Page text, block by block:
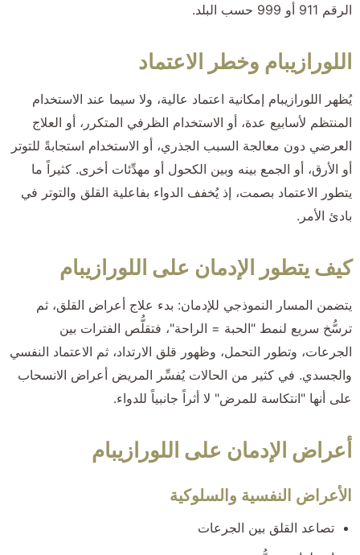
الرقم 911 أو 999 حسب البلد.
اللورازيبام وخطر الاعتماد
يُظهر اللورازيبام إمكانية اعتماد عالية، ولا سيما عند الاستخدام
المنتظم لأسابيع عدة، أو الاستخدام الظرفي المتكرر، أو العلاج
العرضي دون معالجة السبب الجذري، أو الاستخدام استجابةً للتوتر
أو الأرق، أو الجمع بينه وبين الكحول أو مهدِّئات أخرى. كثيراً ما
يتطور الاعتماد بصمت، إذ يُخفف الدواء بفاعلية القلق والتوتر في
بادئ الأمر.
كيف يتطور الإدمان على اللورازيبام
يتضمن المسار النموذجي للإدمان: بدء علاج أعراض القلق، ثم
ترسُّخ سريع لنمط "الحبة = الراحة"، فتقلُّص الفترات بين
الجرعات، وتطور التحمل، وظهور قلق الارتداد، ثم الاعتماد النفسي
والجسدي. في كثير من الحالات يُفسِّر المريض أعراض الانسحاب
على أنها "انتكاسة للمرض" لا أثراً جانبياً للدواء.
أعراض الإدمان على اللورازيبام
الأعراض النفسية والسلوكية
تصاعد القلق بين الجرعات